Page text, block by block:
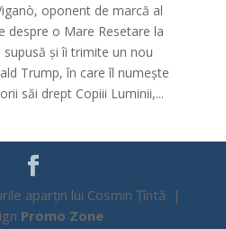
oponent de marcă al
despre o Mare Resetare la
și îi trimite un nou
Trump, în care îl numește
săi drept Copiii Luminii,...
aparțin lui Cosmin Țîntă |
Promo Zone